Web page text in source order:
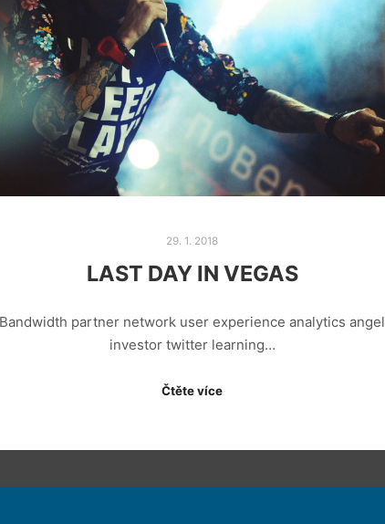
29. 1. 2018
LAST DAY IN VEGAS
Bandwidth partner network user experience analytics angel
investor twitter learning…
Čtěte více